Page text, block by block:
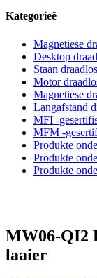
Kategorieë
Magnetiese
Desktop
Staan
Motor
Magnetiese
Langafstand
MFI -
MFM -
Produkte
Produkte
Produkte
MW06-QI2
laaier